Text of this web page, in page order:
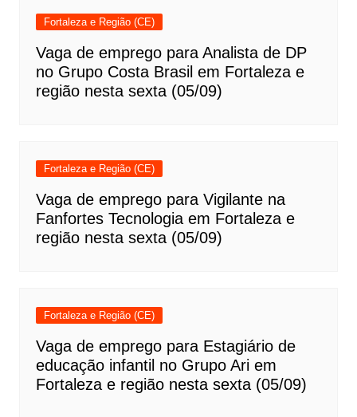
Fortaleza e Região (CE)
Vaga de emprego para Analista de DP
no Grupo Costa Brasil em Fortaleza e
região nesta sexta (05/09)
Fortaleza e Região (CE)
Vaga de emprego para Vigilante na
Fanfortes Tecnologia em Fortaleza e
região nesta sexta (05/09)
Fortaleza e Região (CE)
Vaga de emprego para Estagiário de
educação infantil no Grupo Ari em
Fortaleza e região nesta sexta (05/09)